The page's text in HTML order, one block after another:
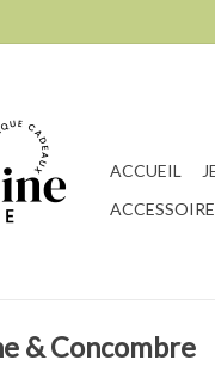
ACCUEIL
& Concombre